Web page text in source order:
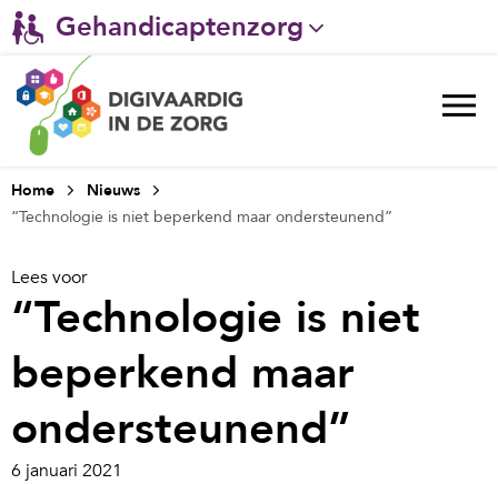
Gehandicaptenzorg
Verpleeghuiszorg & Zorg thuis
Ggz
Ziekenhuizen
Welzijn / sociaal werk
Home
Nieuws
“Technologie is niet beperkend maar ondersteunend”
Lees voor
“Technologie is niet
beperkend maar
ondersteunend”
6 januari 2021